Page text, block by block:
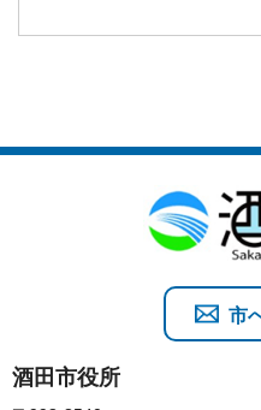
酒田市役所
市